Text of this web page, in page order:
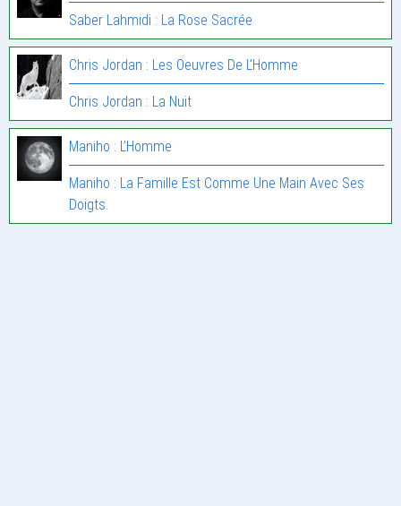
Saber Lahmidi : La Rose Sacrée
Chris Jordan : Les Oeuvres De L’Homme
Chris Jordan : La Nuit
Maniho : L’Homme
Maniho : La Famille Est Comme Une Main Avec Ses
Doigts.